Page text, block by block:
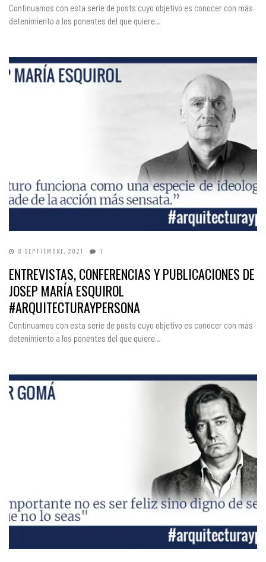
Continuamos con esta serie de posts cuyo objetivo es conocer con más
detenimiento a los ponentes del que quiere…
8 SEPTIEMBRE, 2021 1
ENTREVISTAS, CONFERENCIAS Y PUBLICACIONES DE
JOSEP MARÍA ESQUIROL
#ARQUITECTURAYPERSONA
Continuamos con esta serie de posts cuyo objetivo es conocer con más
detenimiento a los ponentes del que quiere…